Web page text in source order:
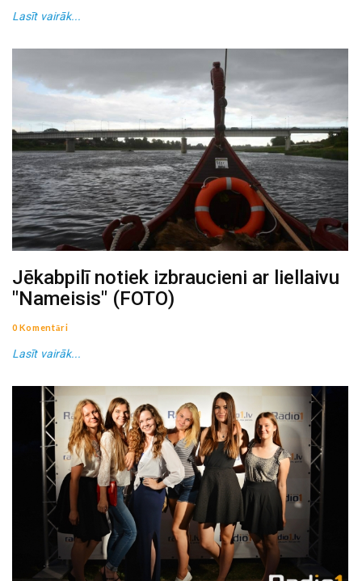
Lasīt vairāk...
Jēkabpilī notiek izbraucieni ar liellaivu
"Nameisis" (FOTO)
0 Komentāri
Lasīt vairāk...